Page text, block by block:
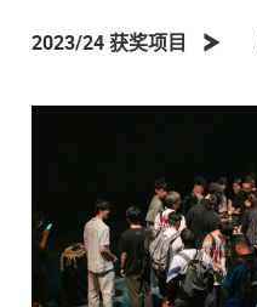
2023/24 获奖项目